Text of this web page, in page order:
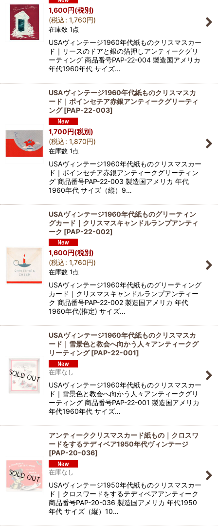
1,600円(税別)
(税込: 1,760円)
在庫数 1点
USAヴィンテージ1960年代紙ものクリスマスカー
ド｜リースのドアと銀の箔押しアンティークグリ
ーティング 商品番号PAP-22-004 製造国アメリカ
年代1960年代 サイズ…
USAヴィンテージ1960年代紙ものクリスマスカ
ード｜ポインセチア赤銀アンティークグリーティ
ング [PAP-22-003]
1,700円(税別)
(税込: 1,870円)
在庫数 1点
USAヴィンテージ1960年代紙ものクリスマスカー
ド｜ポインセチア赤銀アンティークグリーティン
グ 商品番号PAP-22-003 製造国アメリカ 年代
1960年代 サイズ（縦）9…
USAヴィンテージ1960年代紙ものグリーティン
グカード｜クリスマスキャンドルランプアンティ
ーク [PAP-22-002]
1,600 円(税別)
(税込: 1,760円)
在庫数 1点
USAヴィンテージ1960年代紙ものグリーティング
カード｜クリスマスキャンドルランプアンティー
ク 商品番号PAP-22-002 製造国アメリカ 年代
1960年代(推定) サイズ…
USAヴィンテージ1960年代紙ものクリスマスカ
ード｜雪景色と教会へ向かう人々アンティークグ
リーティング [PAP-22-001]
在庫なし
USAヴィンテージ1960年代紙ものクリスマスカー
ド｜雪景色と教会へ向かう人々アンティークグリ
ーティング 商品番号PAP-22-001 製造国アメリカ
年代1960年代 サイズ…
アンティーククリスマスカード紙もの｜クロスワ
ードをするテディベア1950年代ヴィンテージ
[PAP-20-036]
在庫なし
USAヴィンテージ1950年代紙ものクリスマスカー
ド｜クロスワードをするテディベアアンティーク
商品番号PAP-20-036 製造国アメリカ 年代1950
年代 サイズ（縦）10…